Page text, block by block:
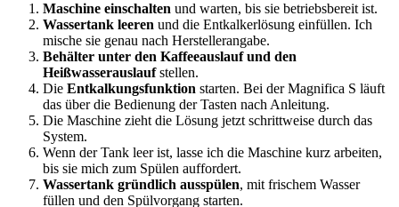
Maschine einschalten und warten, bis sie betriebsbereit ist.
Wassertank leeren und die Entkalkerlösung einfüllen. Ich
mische sie genau nach Herstellerangabe.
Behälter unter den Kaffeeauslauf und den
Heißwasserauslaufstellen.
Die Entkalkungsfunktion starten. Bei der Magnifica S läuft
das über die Bedienung der Tasten nach Anleitung.
Die Maschine zieht die Lösung jetzt schrittweise durch das
System.
Wenn der Tank leer ist, lasse ich die Maschine kurz arbeiten,
bis sie mich zum Spülen auffordert.
Wassertank gründlich ausspülen, mit frischem Wasser
füllen und den Spülvorgang starten.